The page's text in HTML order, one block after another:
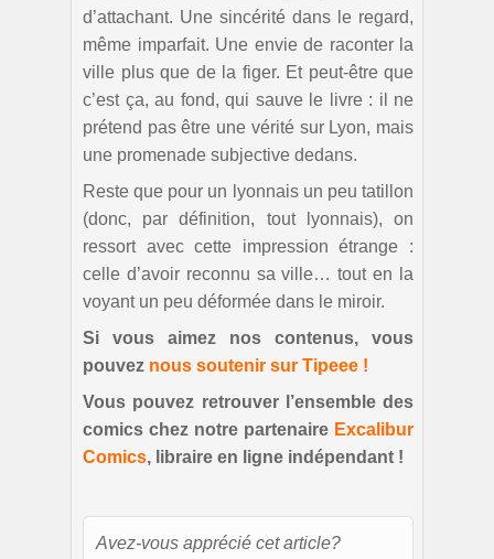
d’attachant. Une sincérité dans le regard,
même imparfait. Une envie de raconter la
ville plus que de la figer. Et peut-être que
c’est ça, au fond, qui sauve le livre : il ne
prétend pas être une vérité sur Lyon, mais
une promenade subjective dedans.
Reste que pour un lyonnais un peu tatillon
(donc, par définition, tout lyonnais), on
ressort avec cette impression étrange :
celle d’avoir reconnu sa ville… tout en la
voyant un peu déformée dans le miroir.
Si vous aimez nos contenus, vous
pouvez nous soutenir sur Tipeee !
Vous pouvez retrouver l’ensemble des
comics chez notre partenaire Excalibur
Comics, libraire en ligne indépendant !
Avez-vous apprécié cet article?